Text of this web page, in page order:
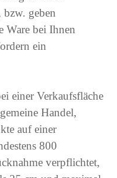
geben
Ware bei Ihnen
ein
einer Verkaufsfläche
Handel,
auf einer
800
verpflichtet,